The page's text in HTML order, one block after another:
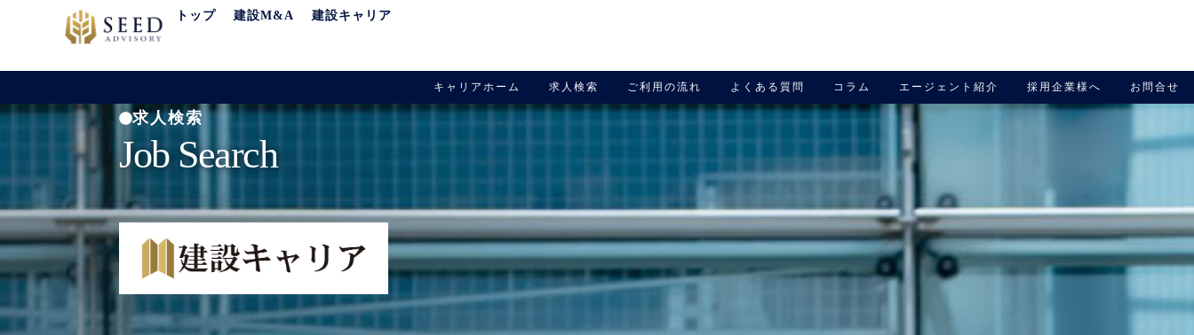
トップ 建設M&A 建設キャリア
キャリアホーム 求人検索 ご利用の流れ よくある質問 コラム エージェント紹介 採用企業様へ お問合せ
求人検索
Job Search